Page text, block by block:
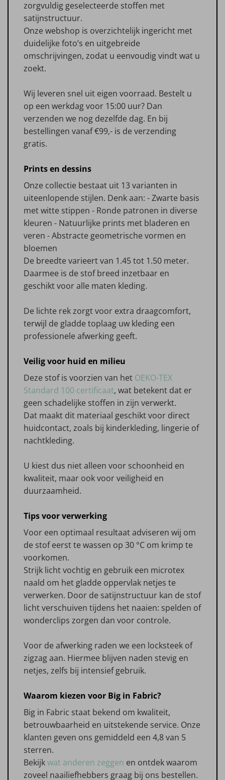
zorgvuldig geselecteerde stoffen met
satijnstructuur.
Onze webshop is overzichtelijk ingericht met
duidelijke foto’s en uitgebreide
omschrijvingen, zodat u eenvoudig vindt wat u
zoekt.
Wij leveren snel uit eigen voorraad. Bestelt u
op een werkdag voor 15:00 uur? Dan
verzenden we nog dezelfde dag. En bij
bestellingen vanaf €99,- is de verzending
gratis.
Prints en dessins
Onze collectie bestaat uit 13 varianten in
uiteenlopende stijlen. Denk aan: - Zwarte basis
met witte stippen - Ronde patronen in diverse
kleuren - Natuurlijke prints met bladeren en
veren - Abstracte geometrische vormen en
bloemen
De breedte varieert van 1.45 tot 1.50 meter.
Daarmee is de stof breed inzetbaar en
geschikt voor alle maten kleding.
De lichte rek zorgt voor extra draagcomfort,
terwijl de gladde toplaag uw kleding een
professionele afwerking geeft.
Veilig voor huid en milieu
Deze stof is voorzien van het OEKO-TEX
Standard 100 certificaat, wat betekent dat er
geen schadelijke stoffen in zijn verwerkt.
Dat maakt dit materiaal geschikt voor direct
huidcontact, zoals bij kinderkleding, lingerie of
nachtkleding.
U kiest dus niet alleen voor schoonheid en
kwaliteit, maar ook voor veiligheid en
duurzaamheid.
Tips voor verwerking
Voor een optimaal resultaat adviseren wij om
de stof eerst te wassen op 30 °C om krimp te
voorkomen.
Strijk licht vochtig en gebruik een microtex
naald om het gladde oppervlak netjes te
verwerken. Door de satijnstructuur kan de stof
licht verschuiven tijdens het naaien: spelden of
wonderclips zorgen dan voor controle.
Voor de afwerking raden we een locksteek of
zigzag aan. Hiermee blijven naden stevig en
netjes, zelfs bij intensief gebruik.
Waarom kiezen voor Big in Fabric?
Big in Fabric staat bekend om kwaliteit,
betrouwbaarheid en uitstekende service. Onze
klanten geven ons gemiddeld een 4,8 van 5
sterren.
Bekijkwat anderen zeggen en ontdek waarom
zoveel naailiefhebbers graag bij ons bestellen.